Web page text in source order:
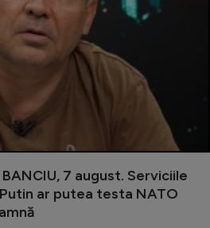
BANCIU, 7 august. Serviciile
ar putea testa NATO